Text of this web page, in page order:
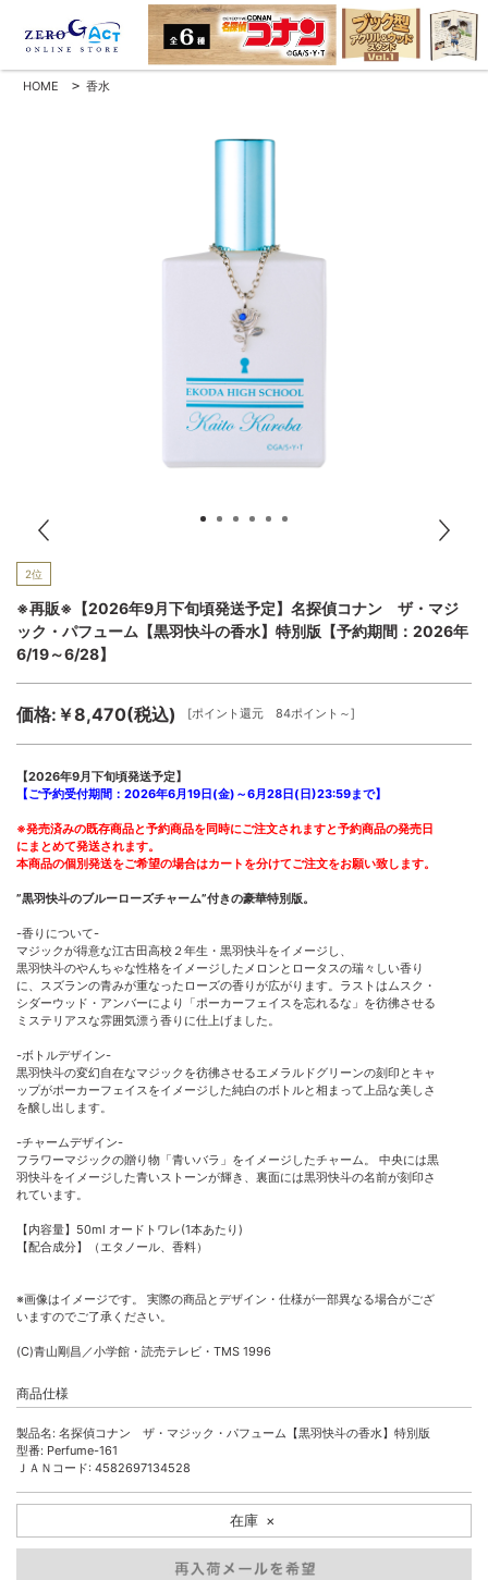
HOME > 香水
2位
※再販※【2026年9月下旬頃発送予定】名探偵コナン ザ・マジ
ック・パフューム【黒羽快斗の香水】特別版【予約期間：2026年
6/19～6/28】
価格:￥8,470(税込) [ポイント還元 84ポイント～]
【2026年9月下旬頃発送予定】
【ご予約受付期間：2026年6月19日(金)～6月28日(日)23:59まで】
※発売済みの既存商品と予約商品を同時にご注文されますと予約商品の発売日
にまとめて発送されます。
本商品の個別発送をご希望の場合はカートを分けてご注文をお願い致します。
”黒羽快斗のブルーローズチャーム”付きの豪華特別版。
-香りについて-
マジックが得意な江古田高校２年生・黒羽快斗をイメージし、
黒羽快斗のやんちゃな性格をイメージしたメロンとロータスの瑞々しい香り
に、スズランの青みが重なったローズの香りが広がります。ラストはムスク・
シダーウッド・アンバーにより「ポーカーフェイスを忘れるな」を彷彿させる
ミステリアスな雰囲気漂う香りに仕上げました。
-ボトルデザイン-
黒羽快斗の変幻自在なマジックを彷彿させるエメラルドグリーンの刻印とキャ
ップがポーカーフェイスをイメージした純白のボトルと相まって上品な美しさ
を醸し出します。
-チャームデザイン-
フラワーマジックの贈り物「青いバラ」をイメージしたチャーム。 中央には黒
羽快斗をイメージした青いストーンが輝き、裏面には黒羽快斗の名前が刻印さ
れています。
【内容量】50ml オードトワレ(1本あたり)
【配合成分】（エタノール、香料）
※画像はイメージです。 実際の商品とデザイン・仕様が一部異なる場合がござ
いますのでご了承ください。
(C)青山剛昌／小学館・読売テレビ・TMS 1996
商品仕様
製品名: 名探偵コナン ザ・マジック・パフューム【黒羽快斗の香水】特別版
型番: Perfume-161
ＪＡＮコード: 4582697134528
在庫 ×